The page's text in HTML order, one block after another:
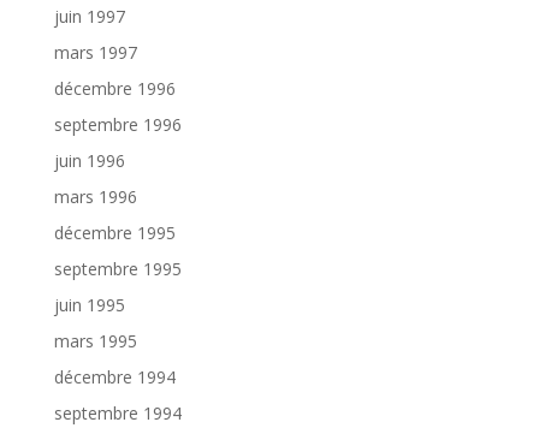
juin 1997
mars 1997
décembre 1996
septembre 1996
juin 1996
mars 1996
décembre 1995
septembre 1995
juin 1995
mars 1995
décembre 1994
septembre 1994